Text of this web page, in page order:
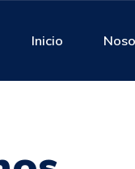
Inicio